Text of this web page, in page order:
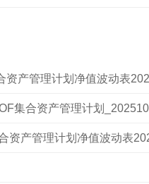
资产管理计划净值波动表
集合资产管理计划
资产管理计划净值波动表